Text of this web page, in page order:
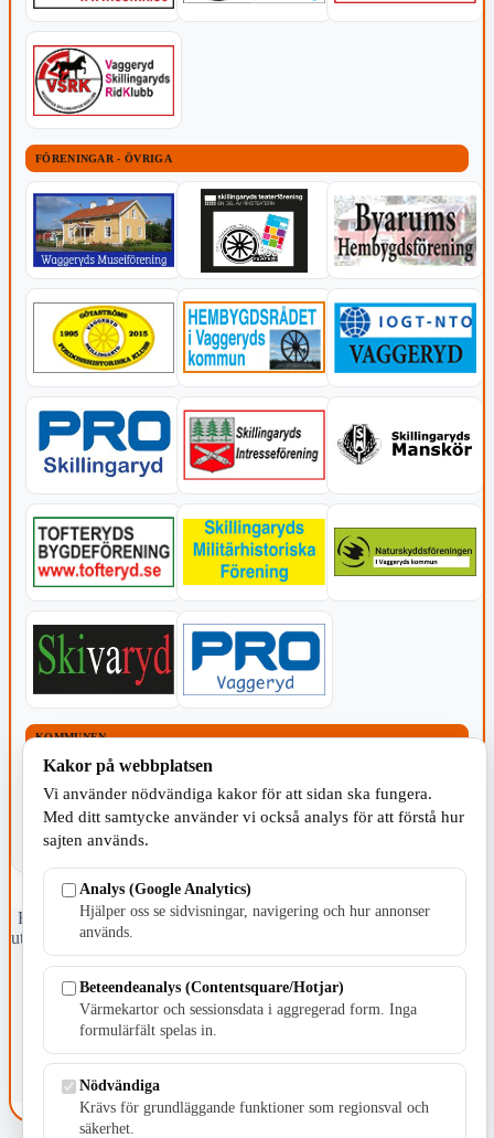
FÖRENINGAR - ÖVRIGA
KOMMUNEN
Fristående webbtidningsföretag grundat 1991 som sedan 2002 ger
ut tidningen Skillingaryd.nu och 2010 lanserades Värnamo.nu. Från
april 2026 omfattar Skillingaryd.nu tre kommuner: Gnosjö,
Värnamo och Vaggeryds kommun.
Kontakta oss
E-post: redaktionen@skillingaryd.nu
Postadress: Gisslaköp 1, 568 92 Skillingaryd
Kakor på webbplatsen
Vi använder nödvändiga kakor för att sidan ska fungera.
Med ditt samtycke använder vi också analys för att förstå hur
sajten används.
Analys (Google Analytics)
Hjälper oss se sidvisningar, navigering och hur annonser
används.
Beteendeanalys (Contentsquare/Hotjar)
Värmekartor och sessionsdata i aggregerad form. Inga
formulärfält spelas in.
Nödvändiga
Krävs för grundläggande funktioner som regionsval och
säkerhet.